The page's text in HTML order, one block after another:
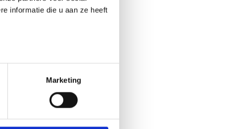
informatie die u aan ze heeft
Marketing